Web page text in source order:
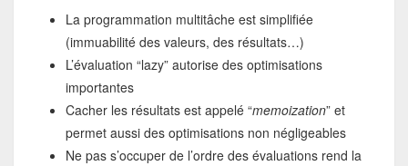
La programmation multitâche est simplifiée
(immuabilité des valeurs, des résultats…)
L’évaluation “lazy” autorise des optimisations
importantes
Cacher les résultats est appelé “memoization” et
permet aussi des optimisations non négligeables
Ne pas s’occuper de l’ordre des évaluations rend la